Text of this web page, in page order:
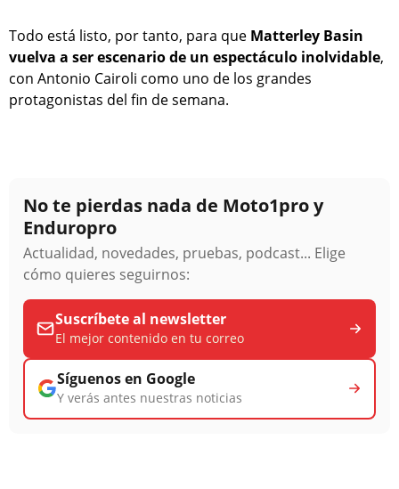
Todo está listo, por tanto, para que Matterley Basin
vuelva a ser escenario de un espectáculo inolvidable,
con Antonio Cairoli como uno de los grandes
protagonistas del fin de semana.
No te pierdas nada de Moto1pro y
Enduropro
Actualidad, novedades, pruebas, podcast... Elige
cómo quieres seguirnos:
Suscríbete al newsletter
El mejor contenido en tu correo
Síguenos en Google
Y verás antes nuestras noticias